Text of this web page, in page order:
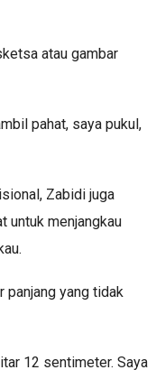
atau gambar
pahat, saya pukul,
Zabidi juga
untuk menjangkau
panjang yang tidak
12 sentimeter. Saya